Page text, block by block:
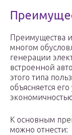
Преимущества
многом
генерации
встроенной
этого типа
объясняется
К основным
можно отнести: